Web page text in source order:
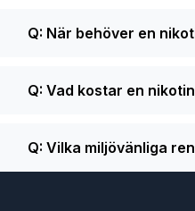
Q: När behöver en
Q: Vad kostar en
Q: Vilka miljövänliga